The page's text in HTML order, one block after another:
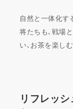
自然と一体化す
将たちも､戦場
い､お茶を楽し
リフレッ